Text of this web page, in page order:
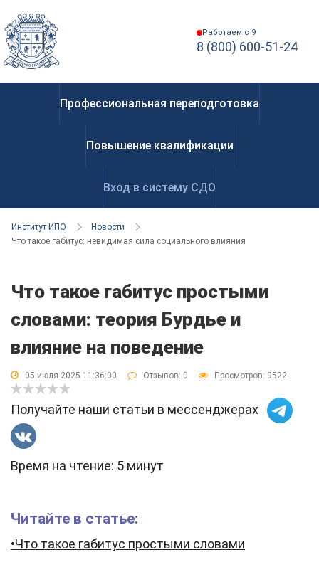
Работаем с 9
8 (800) 600-51-24
Профессиональная переподготовка
Повышение квалификации
Вход в систему СДО
Институт ИПО
Новости
Что такое габитус: невидимая сила социального влияния
Что такое габитус простыми
словами: теория Бурдье и
влияние на поведение
05 июля 2025 11:36:00 Отзывов: 0 Просмотров: 9522
Получайте наши статьи в мессенджерах
Время на чтение: 5 минут
Читайте в статье:
•Что такое габитус простыми словами